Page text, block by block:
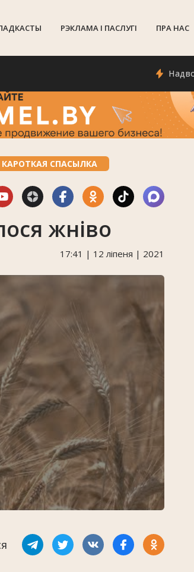
РЭКЛАМА I ПАСЛУГI ПРА НАС
Надвор'е ў
КАРОТКАЯ СПАСЫЛКА
жніво
17:41 | 12 ліпеня | 2021